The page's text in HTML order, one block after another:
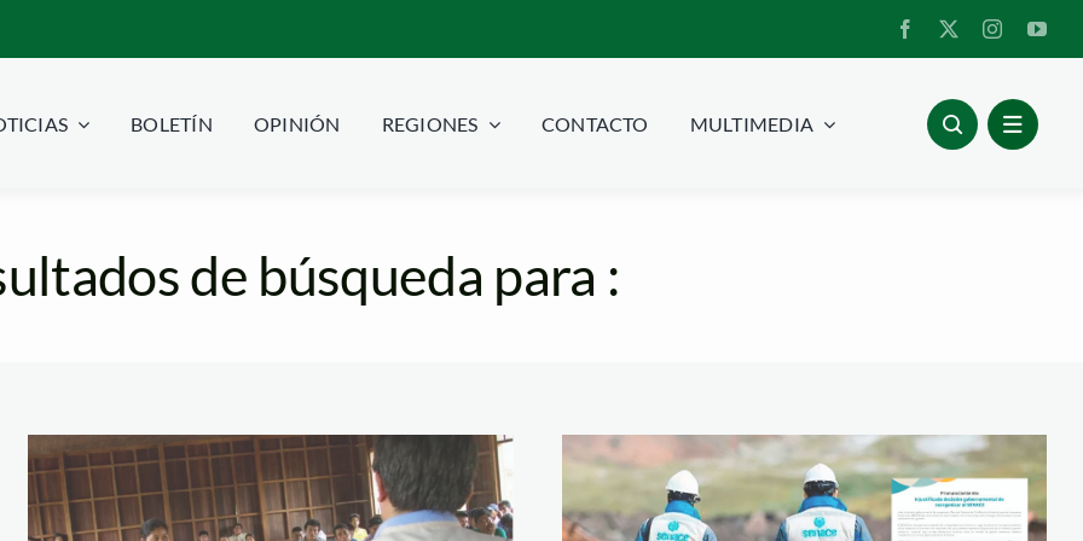
BOLETÍN OPINIÓN REGIONES CONTACTO MULTIMEDIA
de búsqueda para :